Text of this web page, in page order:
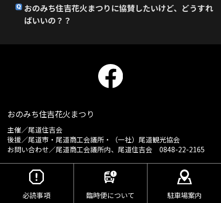
おのみち住吉花火まつりに協賛したいけど、どうすれ
ばいいの？？
おのみち住吉花火まつり
主催／尾道住吉会
後援／尾道市・尾道商工会議所・（一社）尾道観光協会
お問い合わせ／尾道商工会議所内、尾道住吉会 0848-22-2165
必読事項 臨時便について 駐車場案内